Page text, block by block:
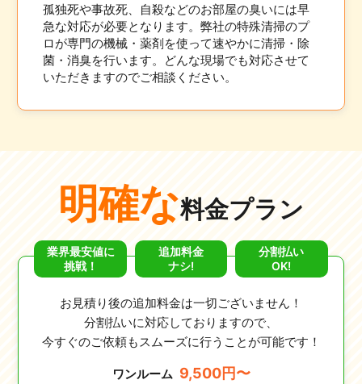
孤独死や事故死、自殺などのお部屋の臭いには早
急な対応が必要となります。弊社の特殊清掃のプ
ロが専門の機械・薬剤を使って速やかに清掃・除
菌・消臭を行います。どんな現場でも対応させて
いただきますのでご相談ください。
明確な料金プラン
業界最安値に
挑戦！
追加料金
ナシ!
分割払い
OK!
お見積り後の追加料金は一切ございません！
分割払いに対応しておりますので、
今すぐのご依頼もスムーズに行うことが可能です！
ワンルーム 9,500円〜